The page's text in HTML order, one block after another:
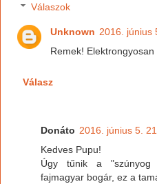
Válaszok
Unknown 2016. június
Remek!
Válasz
Donáto 2016. június 5.
Kedves Pupu!
Úgy tűnik a "szúnyog
fajmagyar bogár, ez a